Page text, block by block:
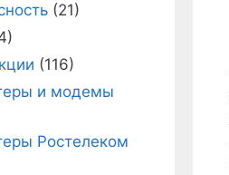
(21)
(116)
и модемы
Ростелеком